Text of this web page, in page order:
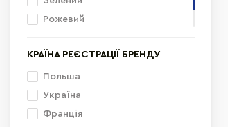
Рожевий
КРАЇНА РЕЄСТРАЦІЇ БРЕНДУ
Польша
Україна
Франція